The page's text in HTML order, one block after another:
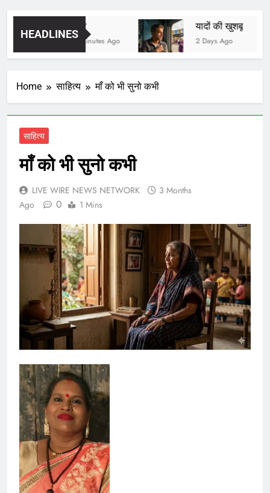
HEADLINES
13 Minutes Ago
यादों की खुशबू
2 Days Ago
Home साहित्य माँ को भी सुनो कभी
साहित्य
माँ को भी सुनो कभी
LIVE WIRE NEWS NETWORK
3 Months
Ago
0 1 Mins